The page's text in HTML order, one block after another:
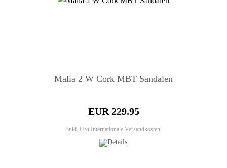
Malia 2 W Cork MBT Sandalen
EUR 229.95
inkl. USt Internationale Versandkosten